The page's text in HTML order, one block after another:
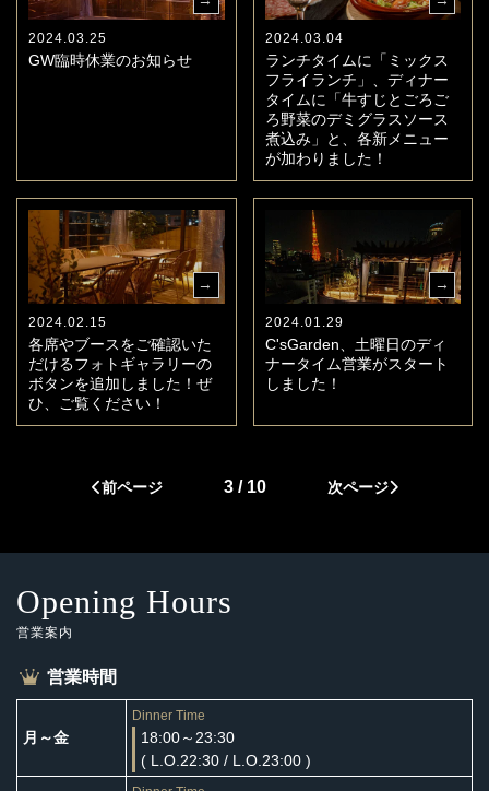
2024.03.25
GW臨時休業のお知らせ
2024.03.04
ランチタイムに「ミックス
フライランチ」、ディナー
タイムに「牛すじとごろご
ろ野菜のデミグラスソース
煮込み」と、各新メニュー
が加わりました！
2024.02.15
各席やブースをご確認いた
だけるフォトギャラリーの
ボタンを追加しました！ぜ
ひ、ご覧ください！
2024.01.29
C'sGarden、土曜日のディ
ナータイム営業がスタート
しました！
前ページ 3 / 10 次ページ
Opening Hours
営業案内
営業時間
月～金
Dinner Time
18:00～23:30
( L.O.22:30 / L.O.23:00 )